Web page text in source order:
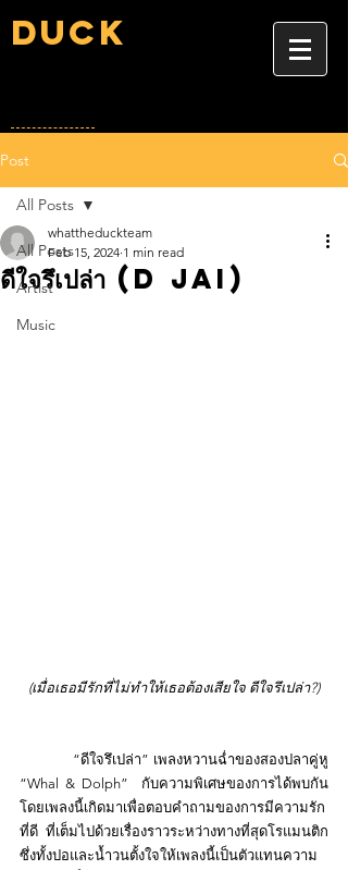
Duck
Post
All Posts
Artist
Music
All Posts
ดีใจรึเปล่า (D Jai)
whattheduckteam
Feb 15, 2024 1 min read
(เมื่อเธอมีรักที่ไม่ทำให้เธอต้องเสียใจ ดีใจรึเปล่า?)
“ดีใจรึเปล่า” เพลงหวานฉ่ำของสองปลาคู่หู
“Whal & Dolph”  กับความพิเศษของการได้พบกัน
โดยเพลงนี้เกิดมาเพื่อตอบคำถามของการมีความรัก
ที่ดี ที่เต็มไปด้วยเรื่องราวระหว่างทางที่สุดโรแมนติก
ซึ่งทั้งปอและน้ำวนตั้งใจให้เพลงนี้เป็นตัวแทนความ